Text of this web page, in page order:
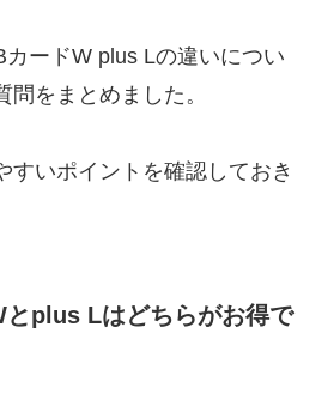
ードW plus Lの違いについ
をまとめました。
すいポイントを確認しておき
plus Lはどちらがお得で